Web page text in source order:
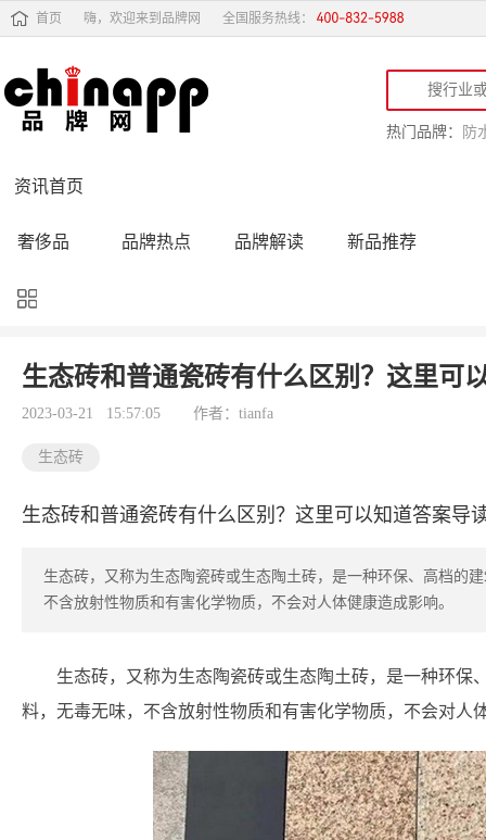
首页 嗨，欢迎来到品牌网 全国服务热线：
热门品牌： 防
资讯首页
奢侈品 品牌热点 品牌解读 新品推荐
品牌黑榜
品牌导购 专家点评 精彩点评
生态砖和普通瓷砖有什么区别？这里可
2023-03-21 15:57:05 作者：tianfa
生态砖
生态砖和普通瓷砖有什么区别？这里可以知道答案导
生态砖，又称为生态陶瓷砖或生态陶土砖，是一种环保、高档的
不含放射性物质和有害化学物质，不会对人体健康造成影响。
生态砖，又称为生态陶瓷砖或生态陶土砖，是一种环
料，无毒无味，不含放射性物质和有害化学物质，不会对人